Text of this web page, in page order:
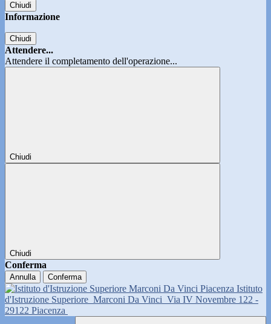
Chiudi
Informazione
Chiudi
Attendere...
Attendere il completamento dell'operazione...
Chiudi
Chiudi
Conferma
Annulla Conferma
Istituto
d'Istruzione Superiore Marconi Da Vinci Via IV Novembre 122 -
29122 Piacenza